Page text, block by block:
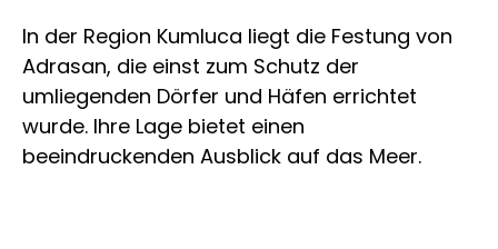
In der Region Kumluca liegt die Festung von
Adrasan, die einst zum Schutz der
umliegenden Dörfer und Häfen errichtet
wurde. Ihre Lage bietet einen
beeindruckenden Ausblick auf das Meer.